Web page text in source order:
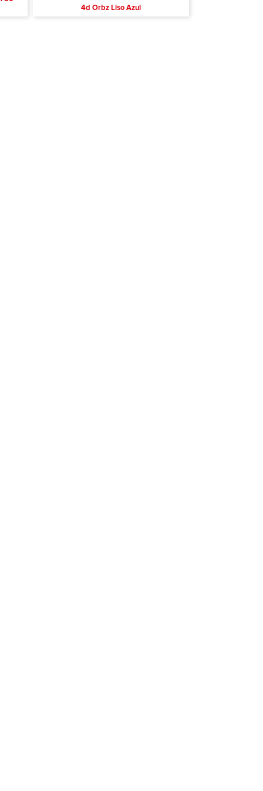
4d Orbz Liso Azul